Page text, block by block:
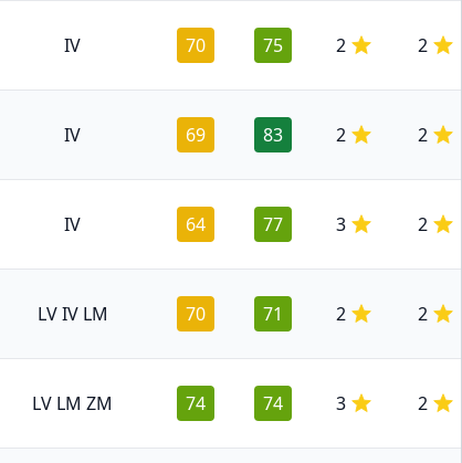
IV 70 75 2 2
IV 69 83 2 2
IV 64 77 3 2
LV IV LM 70 71 2 2
LV LM ZM 74 74 3 2